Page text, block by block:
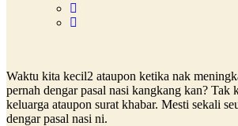
Waktu kita kecil2 ataupon ketika nak
pernah dengar pasal nasi kangkang kan? Tak
keluarga ataupon surat khabar. Mesti sekali
dengar pasal nasi ni.